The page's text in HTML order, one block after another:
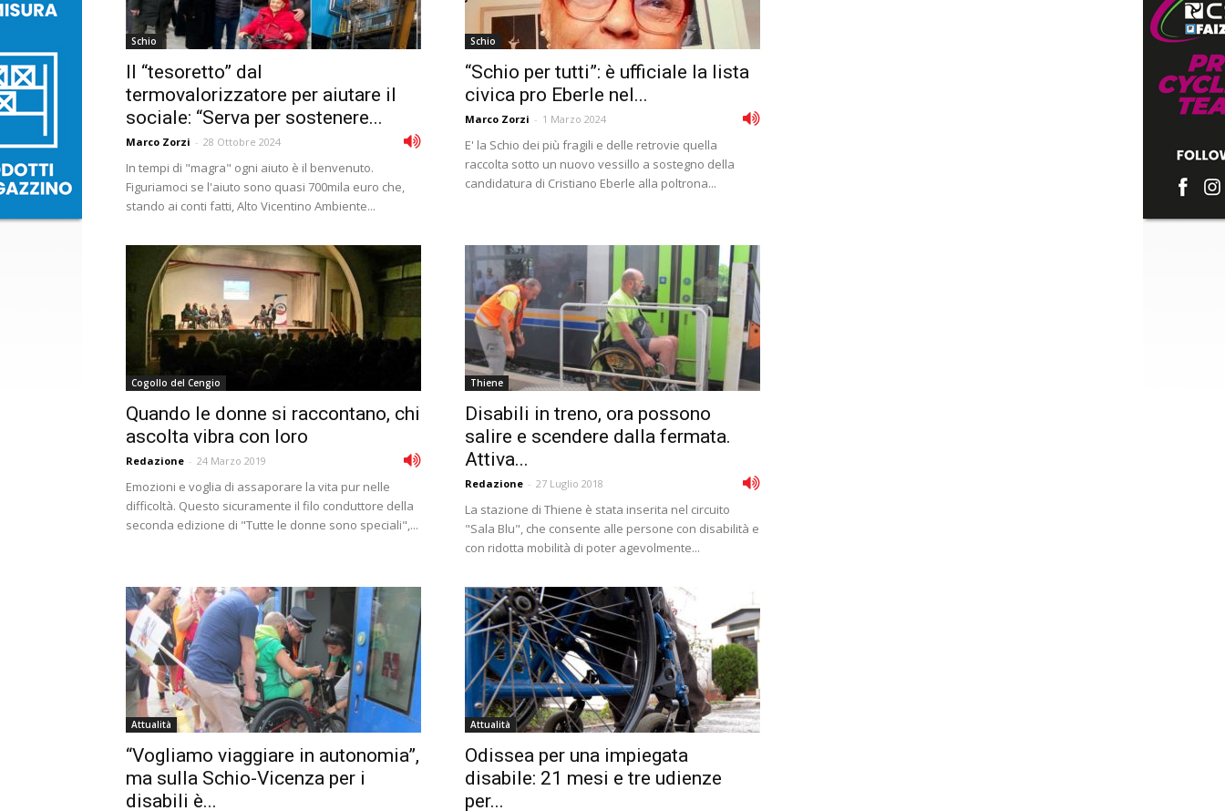
Schio
Il “tesoretto” dal
termovalorizzatore per aiutare il
sociale: “Serva per sostenere...
Marco Zorzi - 28 Ottobre 2024
In tempi di "magra" ogni aiuto è il benvenuto.
Figuriamoci se l'aiuto sono quasi 700mila euro che,
stando ai conti fatti, Alto Vicentino Ambiente...
Schio
“Schio per tutti”: è ufficiale la lista
civica pro Eberle nel...
Marco Zorzi - 1 Marzo 2024
E' la Schio dei più fragili e delle retrovie quella
raccolta sotto un nuovo vessillo a sostegno della
candidatura di Cristiano Eberle alla poltrona...
Cogollo del Cengio
Quando le donne si raccontano, chi
ascolta vibra con loro
Redazione - 24 Marzo 2019
Emozioni e voglia di assaporare la vita pur nelle
difficoltà. Questo sicuramente il filo conduttore della
seconda edizione di "Tutte le donne sono speciali",...
Thiene
Disabili in treno, ora possono
salire e scendere dalla fermata.
Attiva...
Redazione - 27 Luglio 2018
La stazione di Thiene è stata inserita nel circuito
"Sala Blu", che consente alle persone con disabilità e
con ridotta mobilità di poter agevolmente...
Attualità
“Vogliamo viaggiare in autonomia”,
ma sulla Schio-Vicenza per i
disabili è...
Attualità
Odissea per una impiegata
disabile: 21 mesi e tre udienze
per...